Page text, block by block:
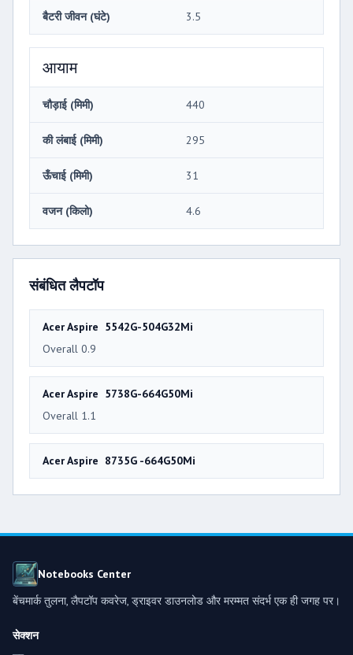
बैटरी जीवन (घंटे) 3.5
आयाम
चौड़ाई (मिमी) 440
की लंबाई (मिमी) 295
ऊँचाई (मिमी) 31
वजन (किलो) 4.6
संबंधित लैपटॉप
Acer Aspire 5542G-504G32Mi
Overall 0.9
Acer Aspire 5738G-664G50Mi
Overall 1.1
Acer Aspire 8735G -664G50Mi
Notebooks Center
बेंचमार्क तुलना, लैपटॉप कवरेज, ड्राइवर डाउनलोड और मरम्मत संदर्भ एक ही जगह पर।
सेक्शन